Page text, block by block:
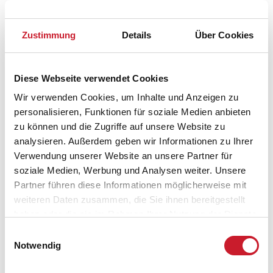
Zustimmung Details Über Cookies
Diese Webseite verwendet Cookies
Wir verwenden Cookies, um Inhalte und Anzeigen zu
personalisieren, Funktionen für soziale Medien anbieten
zu können und die Zugriffe auf unsere Website zu
analysieren. Außerdem geben wir Informationen zu Ihrer
Verwendung unserer Website an unsere Partner für
soziale Medien, Werbung und Analysen weiter. Unsere
Partner führen diese Informationen möglicherweise mit
weiteren Daten zusammen, die Sie ihnen bereitgestellt
Notwendig
frei gewählter Zeitraum
FAQ
Häufig gestellte Fragen zu Ferienhäusern unseres
PartnersSonne und Strand.
Wie hoch sind die Nebenkosten?
Kann ich das Ferienhaus unverbindlich